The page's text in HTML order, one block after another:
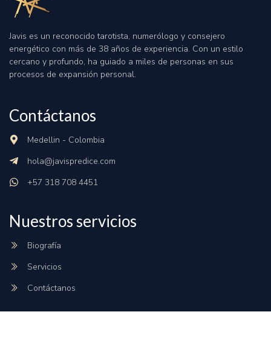
Javis es un reconocido tarotista, numerólogo y consejero
energético con más de 38 años de experiencia. Con un estilo
cercano y profundo, ha guiado a miles de personas en sus
procesos de expansión personal.
Contáctanos
Medellin - Colombia
hola@javispredice.com
+57 318 708 4451
Nuestros servicios
Biografía
Servicios
Contáctanos